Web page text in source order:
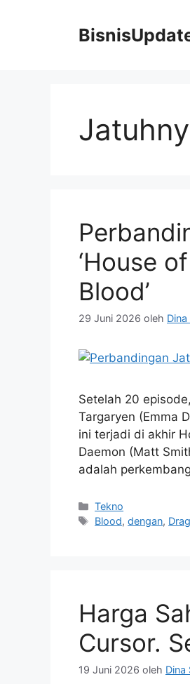
‘House
Blood’
29 Juni 2026 oleh Dina
Setelah 20
Targaryen (Emma
ini terjadi di akhir
Daemon (Matt
adalah
Kategori
Tekno
Tag
Blood,dengan,
Harga
Cursor.
19 Juni 2026 oleh Dina